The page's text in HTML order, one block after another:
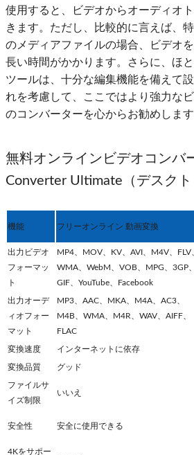
使用すると、ビデオからオーディオ
きます。ただし、比較的に言えば、
のメディアファイルの場合、ビデオ
長い時間がかかります。さらに、ほ
ツールは、十分な編集機能を備えて
れを考慮して、ここではより強力な
のコンバーターを心からお勧めします
無料オンラインビデオコンバ
Converter Ultimate（デスクト
機能 フリーオンライン 動画変換
出力ビデオ
フォーマッ
ト
MP4、MOV、KV、AVI、M4V、FLV
WMA、WebM、VOB、MPG、3GP、
GIF、YouTube、Facebook
出力オーデ
ィオフォー
マット
MP3、AAC、MKA、M4A、AC3、
M4B、WMA、M4R、WAV、AIFF、
FLAC
変換速度 インターネットに依存
変換品質 グッド
ファイルサ
イズ制限
いいえ
安全性 安全に使用できる
4Kをサポー